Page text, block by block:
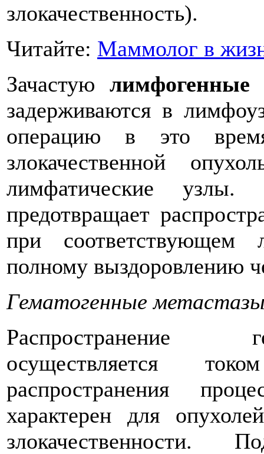
злокачественность).
Читайте: Маммолог в
Зачастую лимфогенные
задерживаются в
операцию в это
злокачественной
лимфатические
предотвращает
при соответствующем
полному выздоровлению
Гематогенные
Распространение
осуществляется
распространения
характерен для
злокачественности.